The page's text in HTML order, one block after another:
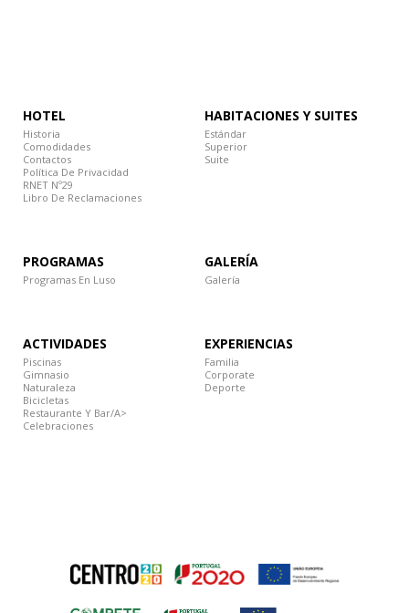
HOTEL
Historia
Comodidades
Contactos
Política De Privacidad
RNET Nº29
Libro De Reclamaciones
HABITACIONES Y SUITES
Estándar
Superior
Suite
PROGRAMAS
Programas En Luso
GALERÍA
Galería
ACTIVIDADES
Piscinas
Gimnasio
Naturaleza
Bicicletas
Restaurante Y Bar/a>
Celebraciones
EXPERIENCIAS
Familia
Corporate
Deporte